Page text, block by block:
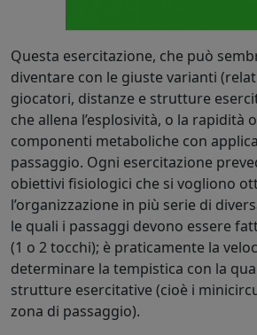
Questa esercitazione, che può
diventare con le giuste varianti
giocatori, distanze e strutture
che allena l’esplosività, o la rapidità o
componenti metaboliche con
passaggio. Ogni esercitazione
obiettivi fisiologici che si vogliono
l’organizzazione in più serie di
le quali i passaggi devono essere
(1 o 2 tocchi); è praticamente la
determinare la tempistica con la
strutture esercitative (cioè i
zona di passaggio).